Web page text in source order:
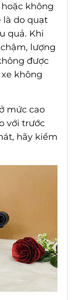
không
là do quạt
quả. Khi
lượng
được
không
mức cao
với trước
hãy kiểm